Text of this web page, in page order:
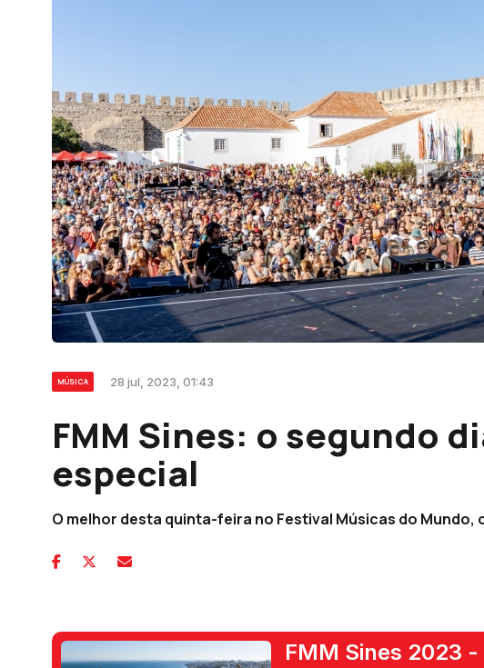
MÚSICA 28 jul, 2023, 01:43
FMM Sines: o segundo
especial
O melhor desta quinta-feira no Festival Músicas do Mundo,
FMM Sines 2023 -